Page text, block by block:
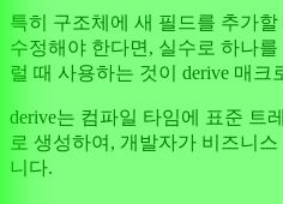
특히 구조체에 새 필드를 추가
수정해야 한다면, 실수로 하나를
럴 때 사용하는 것이 derive 매크
derive는 컴파일 타임에 표준 트
로 생성하여, 개발자가 비즈니
니다.